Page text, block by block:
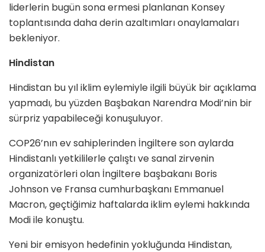
liderlerin bugün sona ermesi planlanan Konsey
toplantısında daha derin azaltımları onaylamaları
bekleniyor.
Hindistan
Hindistan bu yıl iklim eylemiyle ilgili büyük bir açıklama
yapmadı, bu yüzden Başbakan Narendra Modi’nin bir
sürpriz yapabileceği konuşuluyor.
COP26’nın ev sahiplerinden İngiltere son aylarda
Hindistanlı yetkililerle çalıştı ve sanal zirvenin
organizatörleri olan İngiltere başbakanı Boris
Johnson ve Fransa cumhurbaşkanı Emmanuel
Macron, geçtiğimiz haftalarda iklim eylemi hakkında
Modi ile konuştu.
Yeni bir emisyon hedefinin yokluğunda Hindistan,